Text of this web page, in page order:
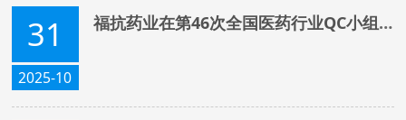
31
2025-10
福抗药业在第46次全国医药行业QC小组成果发表交流会取得佳绩